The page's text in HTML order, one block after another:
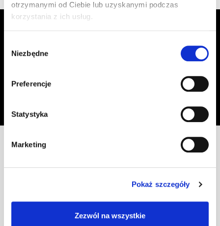
otrzymanymi od Ciebie lub uzyskanymi podczas
korzystania z ich usług.
zgody
Niezbędne
Preferencje
Statystyka
Marketing
Pokaż szczegóły
Zezwól na wszystkie
Zapisz się do Newslettera, aby
promocjach!
Zapisz się
przetwarzania moich danych osobowych, w celu przesyłania mi informacji o
ofercie sklepu tj. o promocjach, nowościach i rabatach.